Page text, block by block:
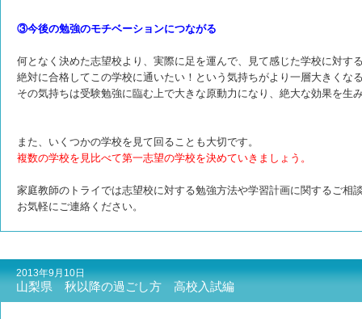
③今後の勉強のモチベーションにつながる
何となく決めた志望校より、実際に足を運んで、見て感じた学校に対す
絶対に合格してこの学校に通いたい！という気持ちがより一層大きくな
その気持ちは受験勉強に臨む上で大きな原動力になり、絶大な効果を生
また、いくつかの学校を見て回ることも大切です。
複数の学校を見比べて第一志望の学校を決めていきましょう。
家庭教師のトライでは志望校に対する勉強方法や学習計画に関するご相
お気軽にご連絡ください。
2013年9月10日
山梨県 秋以降の過ごし方 高校入試編